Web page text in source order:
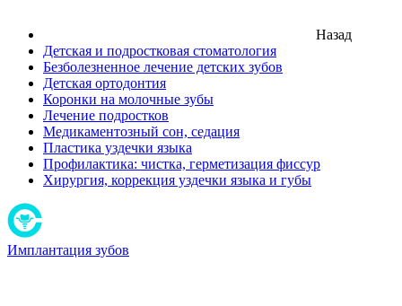
Назад
Детская и подростковая стоматология
Безболезненное лечение детских зубов
Детская ортодонтия
Коронки на молочные зубы
Лечение подростков
Медикаментозный сон, седация
Пластика уздечки языка
Профилактика: чистка, герметизация фиссур
Хирургия, коррекция уздечки языка и губы
Имплантация зубов